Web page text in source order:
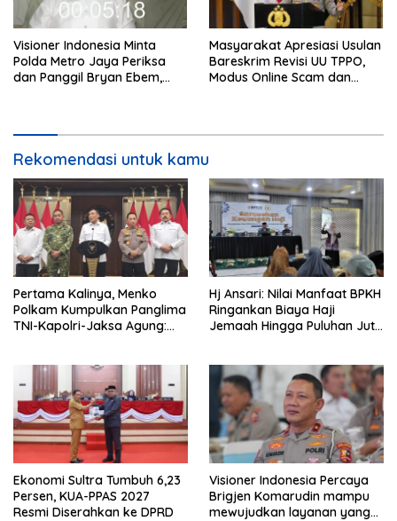
Visioner Indonesia Minta
Polda Metro Jaya Periksa
dan Panggil Bryan Ebem,
Masyarakat Apresiasi Usulan
Bareskrim Revisi UU TPPO,
Modus Online Scam dan
Rekomendasi untuk kamu
Pertama Kalinya, Menko
Polkam Kumpulkan Panglima
TNI-Kapolri-Jaksa Agung:
Hj Ansari: Nilai Manfaat BPKH
Ringankan Biaya Haji
Jemaah Hingga Puluhan Juta
Ekonomi Sultra Tumbuh 6,23
Persen, KUA-PPAS 2027
Resmi Diserahkan ke DPRD
Visioner Indonesia Percaya
Brigjen Komarudin mampu
mewujudkan layanan yang